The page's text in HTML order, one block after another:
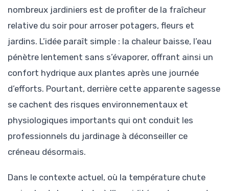
nombreux jardiniers est de profiter de la fraîcheur
relative du soir pour arroser potagers, fleurs et
jardins. L’idée paraît simple : la chaleur baisse, l’eau
pénètre lentement sans s’évaporer, offrant ainsi un
confort hydrique aux plantes après une journée
d’efforts. Pourtant, derrière cette apparente sagesse
se cachent des risques environnementaux et
physiologiques importants qui ont conduit les
professionnels du jardinage à déconseiller ce
créneau désormais.
Dans le contexte actuel, où la température chute